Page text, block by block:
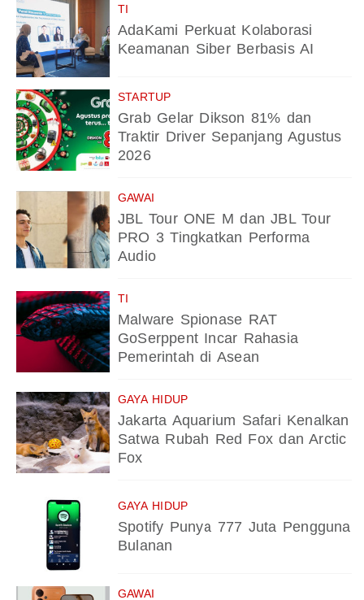
TI
AdaKami Perkuat Kolaborasi
Keamanan Siber Berbasis AI
STARTUP
Grab Gelar Dikson 81% dan
Traktir Driver Sepanjang Agustus
2026
GAWAI
JBL Tour ONE M dan JBL Tour
PRO 3 Tingkatkan Performa
Audio
TI
Malware Spionase RAT
GoSerppent Incar Rahasia
Pemerintah di Asean
GAYA HIDUP
Jakarta Aquarium Safari Kenalkan
Satwa Rubah Red Fox dan Arctic
Fox
GAYA HIDUP
Spotify Punya 777 Juta Pengguna
Bulanan
GAWAI